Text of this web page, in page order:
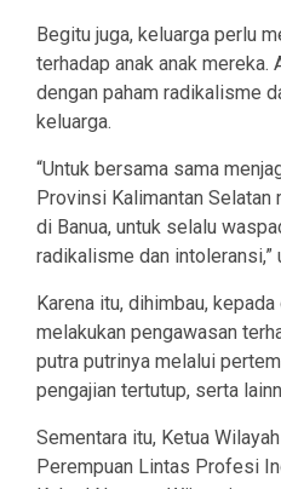
Begitu juga, keluarga perlu
terhadap anak anak mereka.
dengan paham radikalisme
keluarga.
“Untuk bersama sama
Provinsi Kalimantan Selatan
di Banua, untuk selalu
radikalisme dan intoleransi,”
Karena itu, dihimbau,
melakukan pengawasan
putra putrinya melalui
pengajian tertutup, serta
Sementara itu, Ketua
Perempuan Lintas Profesi